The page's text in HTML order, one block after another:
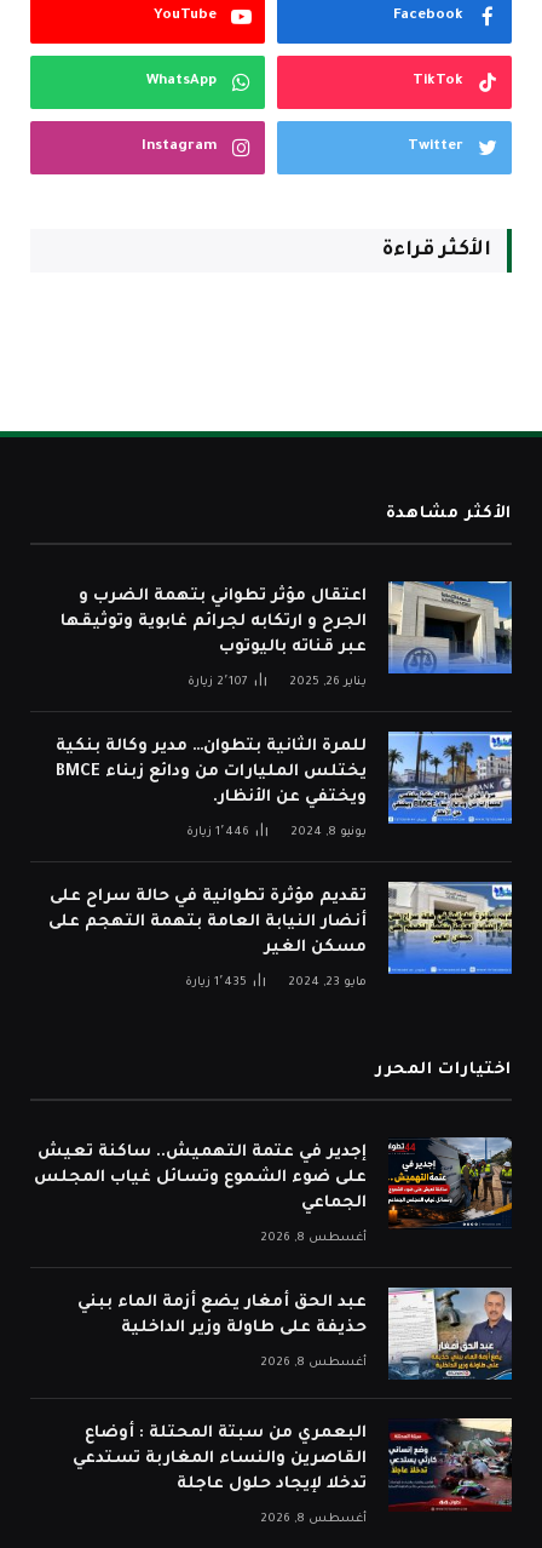
Facebook
YouTube
TikTok
WhatsApp
Twitter
Instagram
الأكثر قراءة
الأكثر مشاهدة
اعتقال مؤثر تطواني بتهمة الضرب و
الجرح و ارتكابه لجرائم غابوية وتوثيقها
عبر قناته باليوتوب
يناير 26, 2025 2٬107 زيارة
للمرة الثانية بتطوان… مدير وكالة بنكية
يختلس المليارات من ودائع زبناء BMCE
ويختفي عن الأنظار.
يونيو 8, 2024 1٬446 زيارة
تقديم مؤثرة تطوانية في حالة سراح على
أنضار النيابة العامة بتهمة التهجم على
مسكن الغير
مايو 23, 2024 1٬435 زيارة
اختيارات المحرر
إجدير في عتمة التهميش.. ساكنة تعيش
على ضوء الشموع وتسائل غياب المجلس
الجماعي
أغسطس 8, 2026
عبد الحق أمغار يضع أزمة الماء ببني
حذيفة على طاولة وزير الداخلية
أغسطس 8, 2026
البعمري من سبتة المحتلة : أوضاع
القاصرين والنساء المغاربة تستدعي
تدخلا لإيجاد حلول عاجلة
أغسطس 8, 2026